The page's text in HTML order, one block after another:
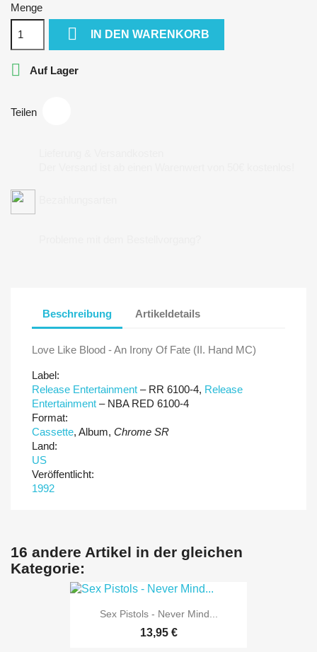
Menge
 IN DEN WARENKORB
 Auf Lager
Teilen
Beschreibung Artikeldetails
Love Like Blood - An Irony Of Fate (II. Hand MC)
Label:
Release Entertainment ‎– RR 6100-4, Release
Entertainment ‎– NBA RED 6100-4
Format:
Cassette, Album, Chrome SR
Land:
US
Veröffentlicht:
1992
16 andere Artikel in der gleichen
Kategorie:
Sex Pistols - Never Mind...
13,95 €